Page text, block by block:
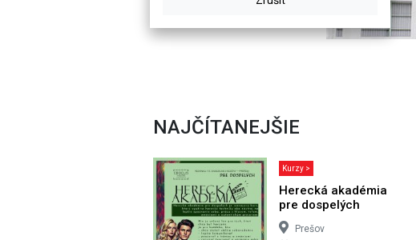
NAJČÍTANEJŠIE
Kurzy >
Herecká akadémia
pre dospelých
Prešov